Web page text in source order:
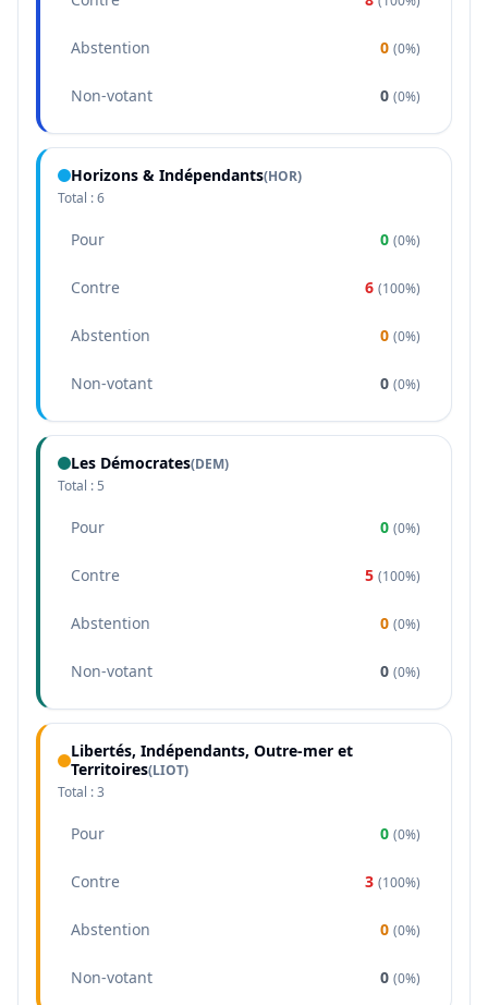
Abstention 0 (0%)
Non-votant 0 (0%)
Horizons & Indépendants(HOR)
Total :6
Pour 0 (0%)
Contre 6 (100%)
Abstention 0 (0%)
Non-votant 0 (0%)
Les Démocrates(DEM)
Total : 5
Pour 0 (0%)
Contre 5 (100%)
Abstention 0 (0%)
Non-votant 0 (0%)
Libertés, Indépendants, Outre-mer et
Territoires(LIOT)
Total :3
Pour 0 (0%)
Contre 3 (100%)
Abstention 0 (0%)
Non-votant 0 (0%)